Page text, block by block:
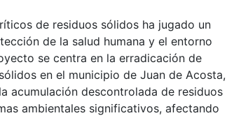
de residuos sólidos ha jugado un
de la salud humana y el entorno
se centra en la erradicación de
en el municipio de Juan de Acosta,
acumulación descontrolada de residuos
ambientales significativos, afectando